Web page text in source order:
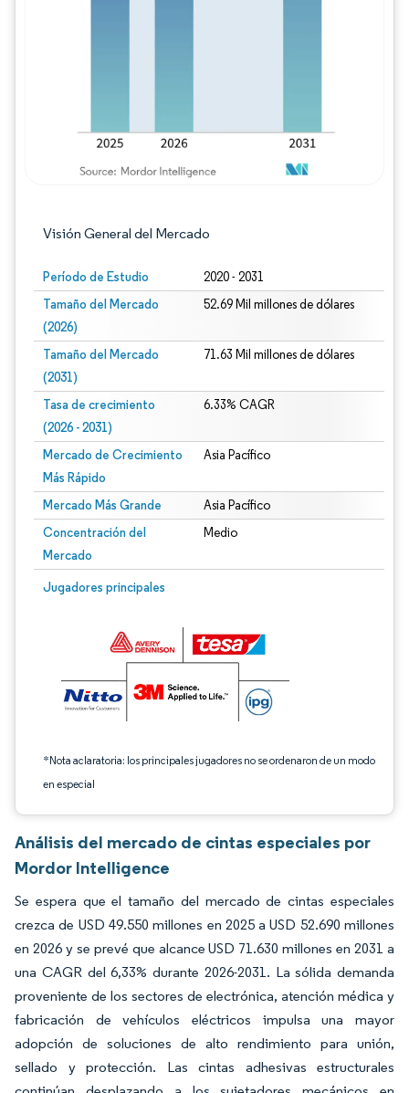
Visión General del Mercado
Período de Estudio 2020 - 2031
Tamaño del Mercado
(2026)
52.69 Mil millones de dólares
Tamaño del Mercado
(2031)
71.63 Mil millones de dólares
Tasa de crecimiento
(2026 - 2031)
6.33% CAGR
Mercado de Crecimiento
Más Rápido
Asia Pacífico
Mercado Más Grande Asia Pacífico
Concentración del
Mercado
Medio
Jugadores principales
*Nota aclaratoria: los principales jugadores no se ordenaron de un modo
en especial
Imagen © Mordor Intelligence. El uso requiere atribución según CC BY 4.0.
Análisis del mercado de cintas especiales por
Mordor Intelligence
Se espera que el tamaño del mercado de cintas especiales
crezca de USD 49.550 millones en 2025 a USD 52.690 millones
en 2026 y se prevé que alcance USD 71.630 millones en 2031 a
una CAGR del 6,33% durante 2026-2031. La sólida demanda
proveniente de los sectores de electrónica, atención médica y
fabricación de vehículos eléctricos impulsa una mayor
adopción de soluciones de alto rendimiento para unión,
sellado y protección. Las cintas adhesivas estructurales